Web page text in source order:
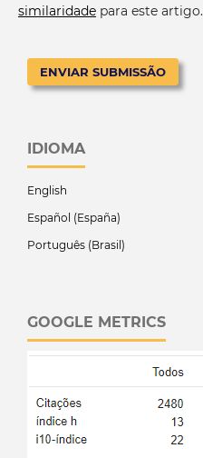
similaridadepara este artigo.
ENVIAR SUBMISSÃO
IDIOMA
English
Español (España)
Português (Brasil)
GOOGLE METRICS